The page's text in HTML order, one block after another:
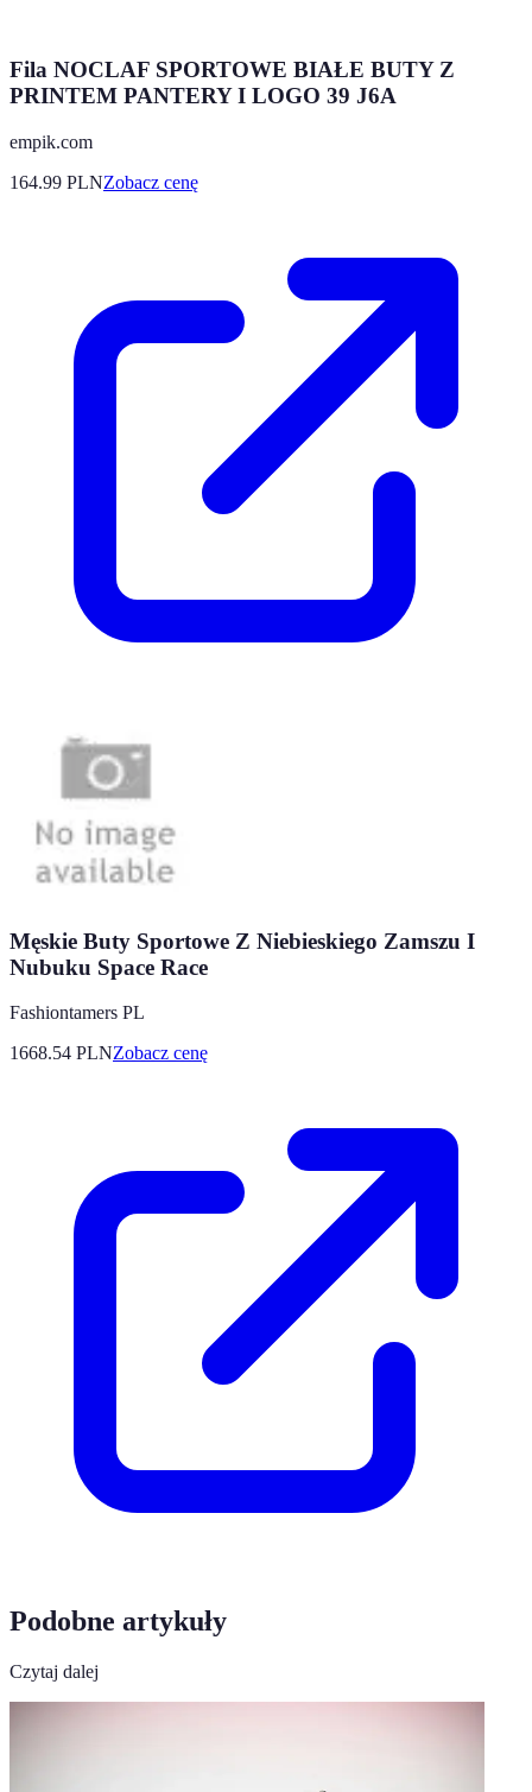
Fila NOCLAF SPORTOWE BIAŁE BUTY Z
PRINTEM PANTERY I LOGO 39 J6A
empik.com
164.99 PLNZobacz cenę
Męskie Buty Sportowe Z Niebieskiego Zamszu I
Nubuku Space Race
Fashiontamers PL
1668.54 PLNZobacz cenę
Podobne artykuły
Czytaj dalej